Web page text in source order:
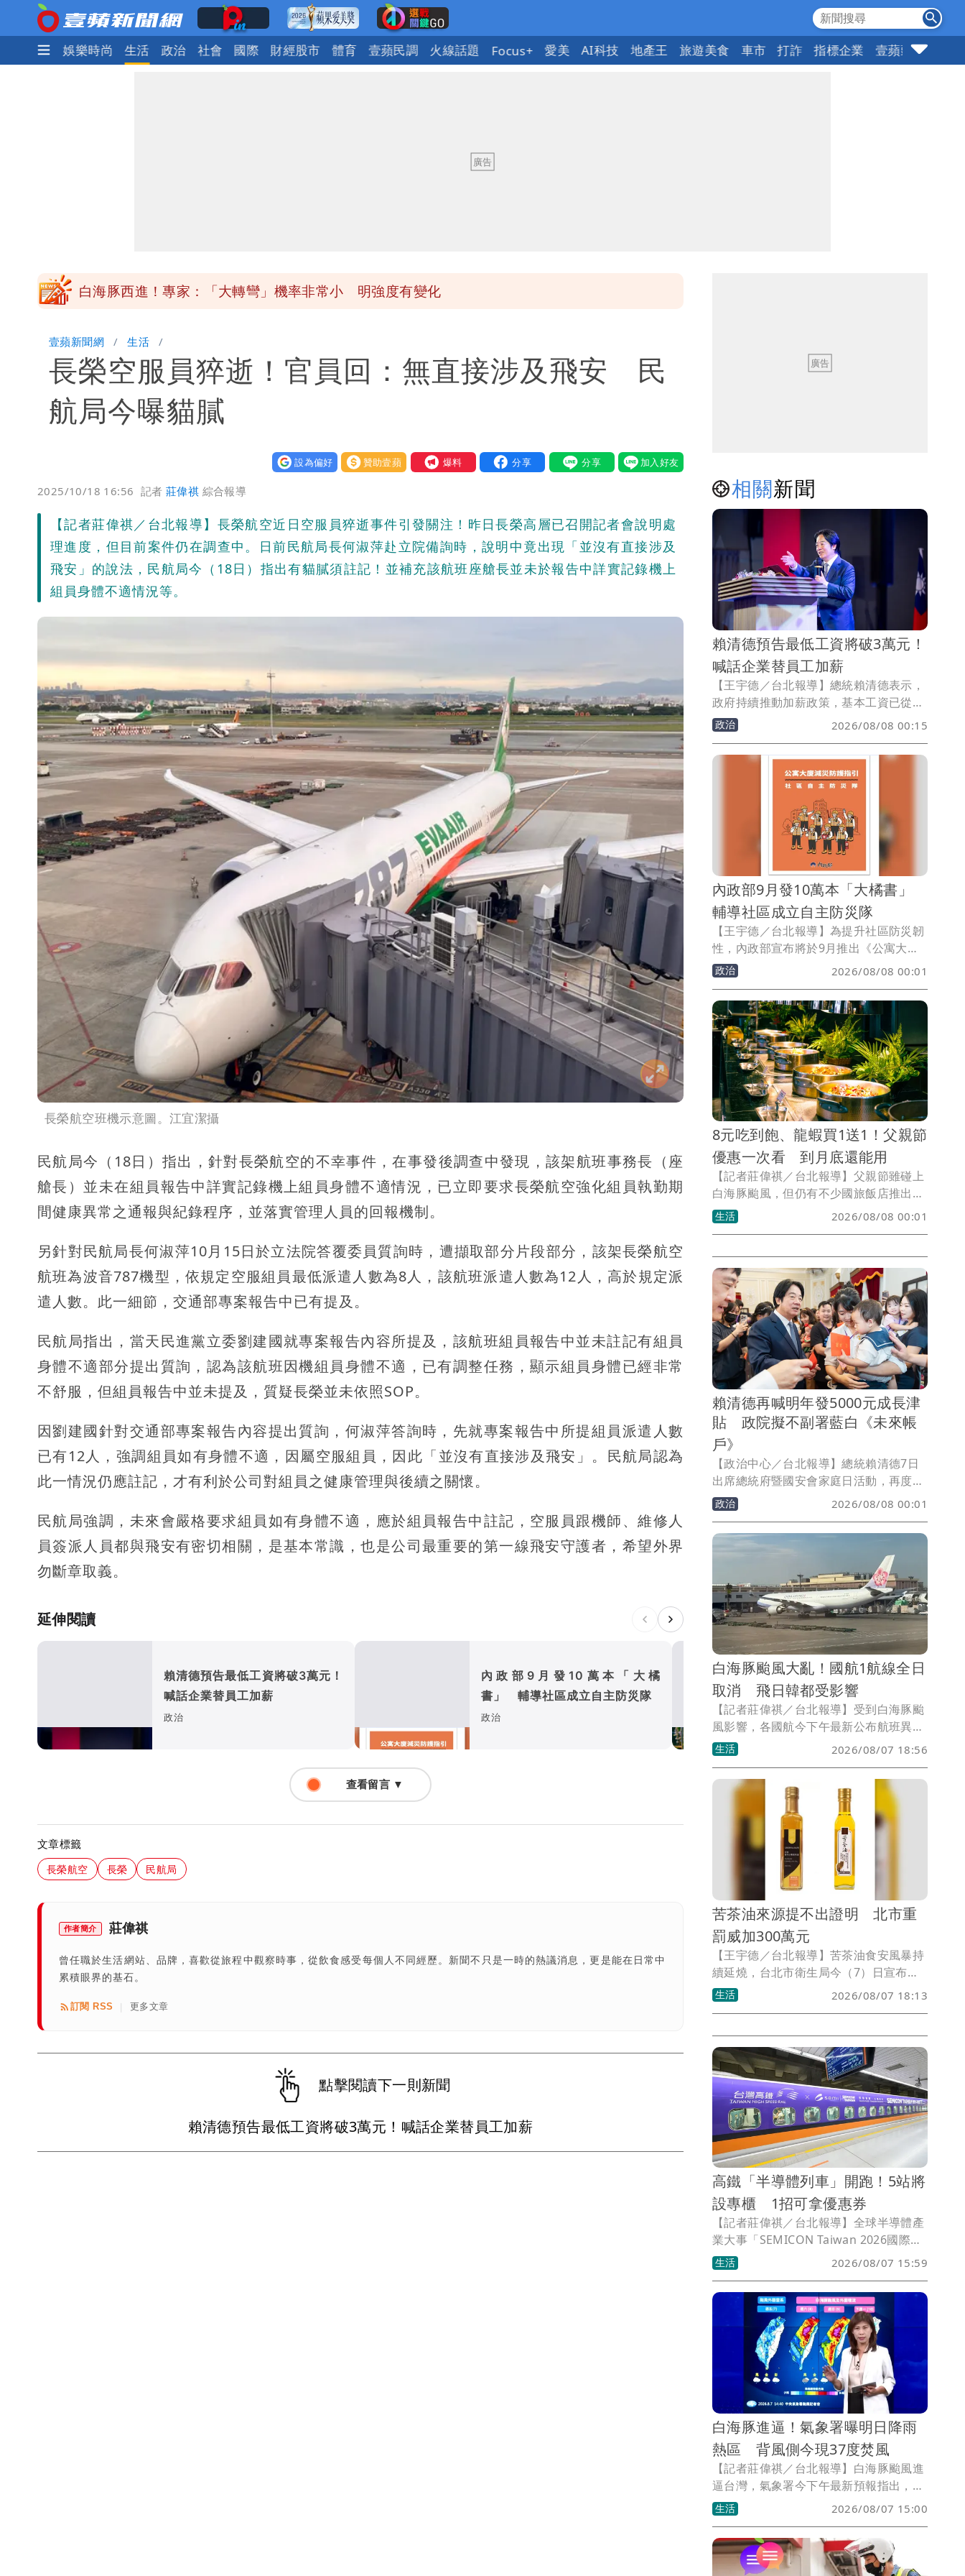
熱門 娛樂時尚 生活 政治 社會 國際 財經股市 體育 壹蘋民調 火線話題 Focus+ 愛美 AI科技 地產王 旅遊美食 車市 打詐 指標企業 壹蘋頭家
白海豚西進！專家：「大轉彎」機率非常小 明強度有變化
壹蘋新聞網 生活
長榮空服員猝逝！官員回：無直接涉及飛安 民
航局今曝貓膩
設為偏好 贊助壹蘋 我要爆料
2025/10/18 16:56 記者莊偉祺 綜合報導
【記者莊偉祺／台北報導】長榮航空近日空服員猝逝事件引發關注！昨日長榮高層已召開記者會說明處
理進度，但目前案件仍在調查中。日前民航局長何淑萍赴立院備詢時，說明中竟出現「並沒有直接涉及
飛安」的說法，民航局今（18日）指出有貓膩須註記！並補充該航班座艙長並未於報告中詳實記錄機上
組員身體不適情況等。
長榮航空班機示意圖。江宜潔攝
民航局今（18日）指出，針對長榮航空的不幸事件，在事發後調查中發現，該架航班事務長（座
艙長）並未在組員報告中詳實記錄機上組員身體不適情況，已立即要求長榮航空強化組員執勤期
間健康異常之通報與紀錄程序，並落實管理人員的回報機制。
另針對民航局長何淑萍10月15日於立法院答覆委員質詢時，遭擷取部分片段部分，該架長榮航空
航班為波音787機型，依規定空服組員最低派遣人數為8人，該航班派遣人數為12人，高於規定派
遣人數。此一細節，交通部專案報告中已有提及。
民航局指出，當天民進黨立委劉建國就專案報告內容所提及，該航班組員報告中並未註記有組員
身體不適部分提出質詢，認為該航班因機組員身體不適，已有調整任務，顯示組員身體已經非常
不舒服，但組員報告中並未提及，質疑長榮並未依照SOP。
因劉建國針對交通部專案報告內容提出質詢，何淑萍答詢時，先就專案報告中所提組員派遣人數
已有12人，強調組員如有身體不適，因屬空服組員，因此「並沒有直接涉及飛安」。民航局認為
此一情況仍應註記，才有利於公司對組員之健康管理與後續之關懷。
民航局強調，未來會嚴格要求組員如有身體不適，應於組員報告中註記，空服員跟機師、維修人
員簽派人員都與飛安有密切相關，是基本常識，也是公司最重要的第一線飛安守護者，希望外界
勿斷章取義。
延伸閱讀
賴清德預告最低工資將破3萬元！
喊話企業替員工加薪
政治
內政部9月發10萬本「大橘
書」 輔導社區成立自主防災隊
政治
8元吃到飽、龍蝦買1送1！父
優惠一次看 到月底還能用
生活
查看留言 ▼
文章標籤
長榮航空 長榮 民航局
作者簡介 莊偉祺
曾任職於生活網站、品牌，喜歡從旅程中觀察時事，從飲食感受每個人不同經歷。新聞不只是一時的熱議消息，更是能在日常中
累積眼界的基石。
訂閱 RSS 更多文章
點擊閱讀下一則新聞
賴清德預告最低工資將破3萬元！喊話企業替員工加薪
相關新聞
賴清德預告最低工資將破3萬元！
喊話企業替員工加薪
【王宇德／台北報導】總統賴清德表示，
政府持續推動加薪政策，基本工資已從
2016年的2萬8元提高至目前2萬9500
元，「再調整就會突破3萬元」，並呼籲
上市櫃公司在獲利成長下，應為基層員工
加薪，讓經濟成長成果由全民共享。
政治 2026/08/08 00:15
內政部9月發10萬本「大橘書」
輔導社區成立自主防災隊
【王宇德／台北報導】為提升社區防災韌
性，內政部宣布將於9月推出《公寓大廈
減災防護指引》，俗稱「大橘書」，首批
印製10萬本，將優先寄送至全台約7萬個
公寓大廈管委會、管理維護公司及保全業
者，並輔導社區成立自主防災隊，盼在災
害發生時強化居民自助、互助能力，降低
傷亡與財損。
政治 2026/08/08 00:01
8元吃到飽、龍蝦買1送1！父親節
優惠一次看 到月底還能用
【記者莊偉祺／台北報導】父親節雖碰上
白海豚颱風，但仍有不少國旅飯店推出優
惠可把握，如8元吃到飽、龍蝦買1送1
等，能品嚐西餐廳、涮涮鍋或泰式料理等
間慶祝吃大餐。
生活 2026/08/08 00:01
賴清德再喊明年發5000元成長津
貼 政院擬不副署藍白《未來帳
戶》
【政治中心／台北報導】總統賴清德7日
出席總統府暨國安會家庭日活動，再度重
申「0至18歲成長津貼」政策，強調明年
起符合資格的18歲以下兒少每月可領
5000元，相關經費已編列入明年度中央政
府總預算。對於立法院三讀通過藍白的
《台灣兒少成長及未來帳戶條例》，行政
院表示，將依憲法採取適當作為，維護行
政院編列預算的憲政權限。
政治 2026/08/08 00:01
白海豚颱風大亂！國航1航線全日
取消 飛日韓都受影響
【記者莊偉祺／台北報導】受到白海豚颱
風影響，各國航今下午最新公布航班異動
狀況，包含明日有航空1航線全日取消，
就連8月9日也有調整，從日本沖繩、石垣
島到韓國首爾航線受影響。
生活 2026/08/07 18:56
苦茶油來源提不出證明 北市重
罰威加300萬元
【王宇德／台北報導】苦茶油食安風暴持
續延燒，台北市衛生局今（7）日宣布，
威加公司販售的「在地金花小菓苦茶油」
及「高仰三苦茶油」，宣稱採用阿里山小
應的證明文件，認定提供不實資料，依
《食品安全衛生管理法》重罰300萬元。
生活 2026/08/07 18:13
高鐵「半導體列車」開跑！5站將
設專櫃 1招可拿優惠券
【記者莊偉祺／台北報導】全球半導體產
業大事「SEMICON Taiwan 2026國際半
導體展」將於9月2日在台灣舉辦，預計吸
引來自65國、逾10萬人參與。高鐵即日先
推出主題列車，更將在5站設領證櫃檯，
還可拿優惠券。
生活 2026/08/07 15:59
白海豚進逼！氣象署曝明日降雨
熱區 背風側今現37度焚風
【記者莊偉祺／台北報導】白海豚颱風進
逼台灣，氣象署今下午最新預報指出，但
明日起台中以北都有豪雨等級出現，並曝
降雨熱區包含北部平地等。溫度方面，今
日宜蘭、花蓮出現37度高溫，背風側仍須
注意焚風。
生活 2026/08/07 15:00